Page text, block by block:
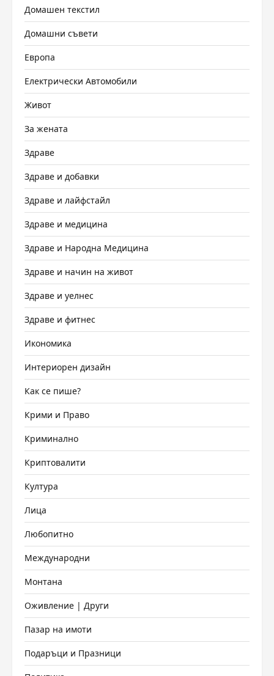
Домашен текстил
Домашни съвети
Европа
Електрически Автомобили
Живот
За жената
Здраве
Здраве и добавки
Здраве и лайфстайл
Здраве и медицина
Здраве и Народна Медицина
Здраве и начин на живот
Здраве и уелнес
Здраве и фитнес
Икономика
Интериорен дизайн
Как се пише?
Крими и Право
Криминално
Криптовалити
Култура
Лица
Любопитно
Международни
Монтана
Оживление | Други
Пазар на имоти
Подаръци и Празници